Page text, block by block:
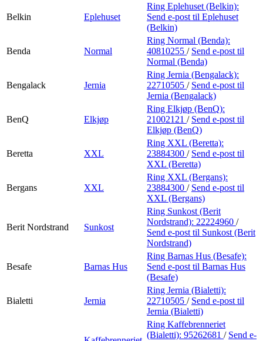
Belkin Eplehuset
Ring Eplehuset (Belkin):
Send e-post til Eplehuset
(Belkin)
Benda Normal
Ring Normal (Benda):
40810255 / Send e-post til
Normal (Benda)
Bengalack Jernia
Ring Jernia (Bengalack):
22710505 / Send e-post til
Jernia (Bengalack)
BenQ Elkjøp
Ring Elkjøp (BenQ):
21002121 / Send e-post til
Elkjøp (BenQ)
Beretta XXL
Ring XXL (Beretta):
23884300 / Send e-post til
XXL (Beretta)
Bergans XXL
Ring XXL (Bergans):
23884300 / Send e-post til
XXL (Bergans)
Berit Nordstrand Sunkost
Ring Sunkost (Berit
Nordstrand): 22224960 /
Send e-post til Sunkost (Berit
Nordstrand)
Besafe Barnas Hus
Ring Barnas Hus (Besafe):
Send e-post til Barnas Hus
(Besafe)
Bialetti Jernia
Ring Jernia (Bialetti):
22710505 / Send e-post til
Jernia (Bialetti)
Ring Kaffebrenneriet
(Bialetti): 95262681 / Send e-